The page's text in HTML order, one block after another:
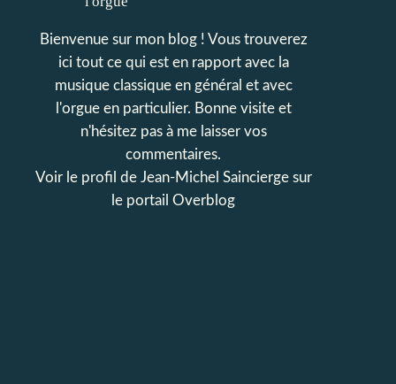
Bienvenue sur mon blog ! Vous trouverez
ici tout ce qui est en rapport avec la
musique classique en général et avec
l'orgue en particulier. Bonne visite et
n'hésitez pas à me laisser vos
commentaires.
Voir le profil de Jean-Michel Sainciergesur
le portail Overblog